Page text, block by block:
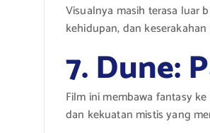
Visualnya masih terasa luar
kehidupan, dan keserakahan
7. Dune:
Film ini membawa fantasy
dan kekuatan mistis yang